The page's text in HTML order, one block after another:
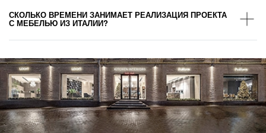
СКОЛЬКО ВРЕМЕНИ ЗАНИМАЕТ РЕАЛИЗАЦИЯ ПРОЕКТА
С МЕБЕЛЬЮ ИЗ ИТАЛИИ?